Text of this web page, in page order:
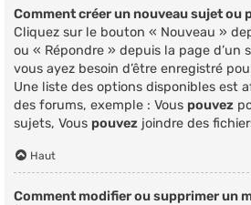
Comment créer un nouveau sujet ou
Cliquez sur le bouton « Nouveau »
ou « Répondre » depuis la page d’un
vous ayez besoin d’être enregistré
Une liste des options disponibles est
des forums, exemple : Vous pouvez
sujets, Vous pouvez joindre des
Haut
Comment modifier ou supprimer un